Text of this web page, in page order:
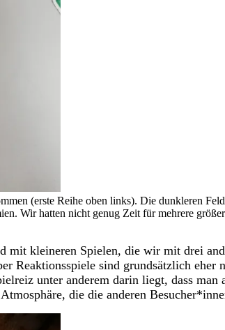
(erste Reihe oben links). Die dunkleren
Wir hatten nicht genug Zeit für mehrere
kleineren Spielen, die wir mit drei
Reaktionsspiele sind grundsätzlich
unter anderem darin liegt, dass
die die anderen